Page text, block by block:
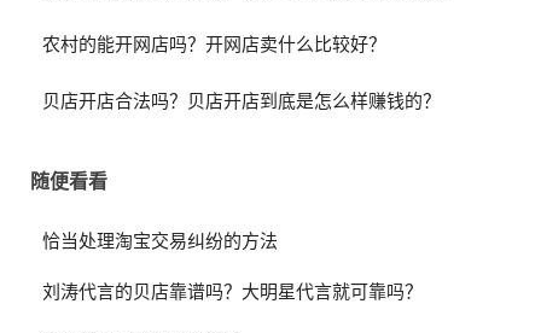
农村的能开网店吗？开网店卖什么比较好？
贝店开店合法吗？贝店开店到底是怎么样赚钱的？
随便看看
恰当处理淘宝交易纠纷的方法
刘涛代言的贝店靠谱吗？大明星代言就可靠吗？